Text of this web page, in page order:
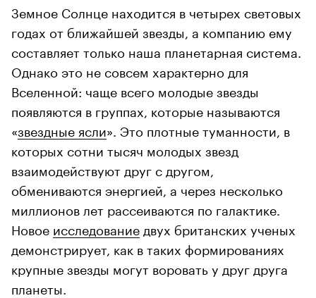
Земное Солнце находится в четырех световых
годах от ближайшей звезды, а компанию ему
составляет только наша планетарная система.
Однако это не совсем характерно для
Вселенной: чаще всего молодые звезды
появляются в группах, которые называются
«звездные ясли». Это плотные туманности, в
которых сотни тысяч молодых звезд
взаимодействуют друг с другом,
обмениваются энергией, а через несколько
миллионов лет рассеиваются по галактике.
Новое исследование двух британских ученых
демонстрирует, как в таких формированиях
крупные звезды могут воровать у друг друга
планеты.